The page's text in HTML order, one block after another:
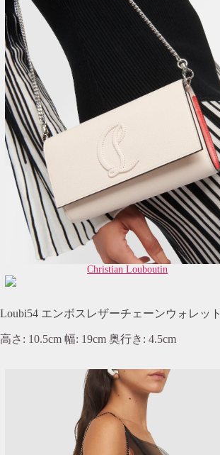
Christian Louboutin
Loubi54 エンボスレザーチェーンウォレット
高さ: 10.5cm 幅: 19cm 奥行き: 4.5cm